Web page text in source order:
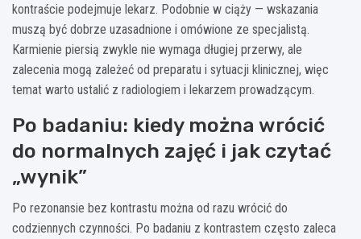
kontraście podejmuje lekarz. Podobnie w ciąży — wskazania
muszą być dobrze uzasadnione i omówione ze specjalistą.
Karmienie piersią zwykle nie wymaga długiej przerwy, ale
zalecenia mogą zależeć od preparatu i sytuacji klinicznej, więc
temat warto ustalić z radiologiem i lekarzem prowadzącym.
Po badaniu: kiedy można wrócić
do normalnych zajęć i jak czytać
„wynik”
Po rezonansie bez kontrastu można od razu wrócić do
codziennych czynności. Po badaniu z kontrastem często zaleca